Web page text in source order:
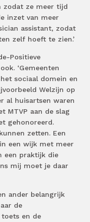
zodat ze meer tijd
inzet van meer
assistant, zodat
zelf hoeft te zien.’
Positieve
‘Gemeenten
sociaal domein en
Welzijn op
al huisartsen waren
MTVP aan de slag
gehonoreerd.
zetten. Een
een wijk met meer
een praktijk die
mij moet je daar
ander belangrijk
de
toets en de